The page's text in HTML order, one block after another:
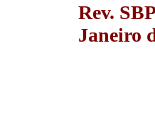
Rev.
Janeiro